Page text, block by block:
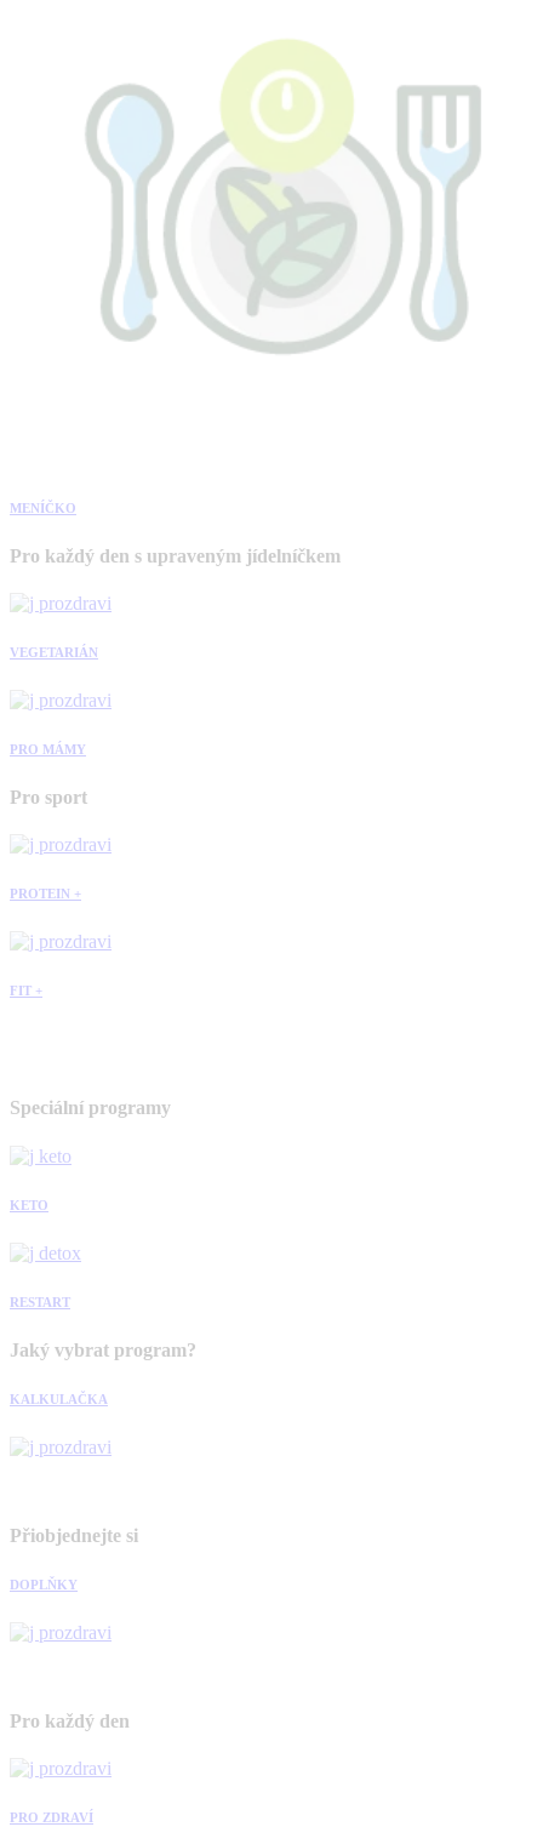
MENÍČKO
Pro každý den s upraveným jídelníčkem
VEGETARIÁN
PRO MÁMY
Pro sport
PROTEIN +
FIT +
Speciální programy
KETO
RESTART
Jaký vybrat program?
KALKULAČKA
Přiobjednejte si
DOPLŇKY
Pro každý den
PRO ZDRAVÍ